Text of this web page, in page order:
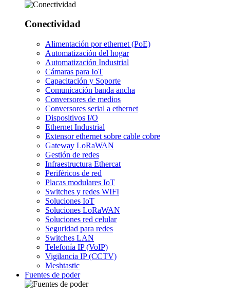
Conectividad
Alimentación por ethernet (PoE)
Automatización del hogar
Automatización Industrial
Cámaras para IoT
Capacitación y Soporte
Comunicación banda ancha
Conversores de medios
Conversores serial a ethernet
Dispositivos I/O
Ethernet Industrial
Extensor ethernet sobre cable cobre
Gateway LoRaWAN
Gestión de redes
Infraestructura Ethercat
Periféricos de red
Placas modulares IoT
Switches y redes WIFI
Soluciones IoT
Soluciones LoRaWAN
Soluciones red celular
Seguridad para redes
Switches LAN
Telefonía IP (VoIP)
Vigilancia IP (CCTV)
Meshtastic
Fuentes de poder